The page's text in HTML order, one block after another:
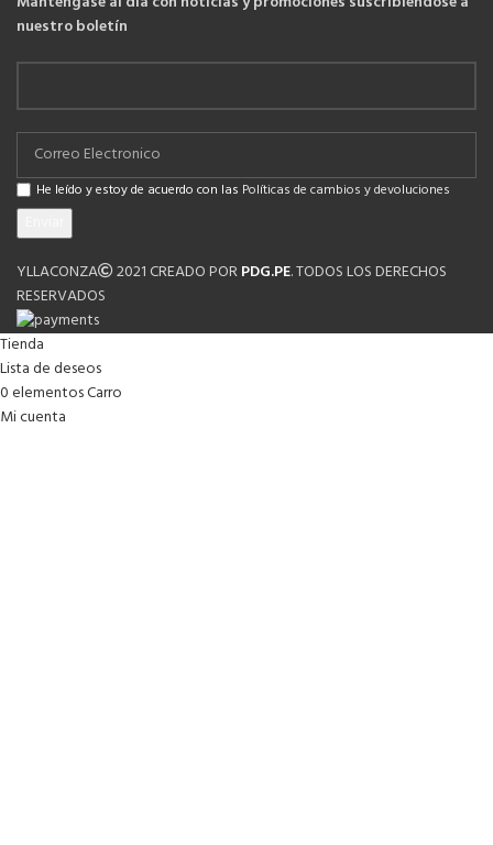
nuestro boletín
He leído y estoy de acuerdo con las Políticas de cambios y devoluciones
YLLACONZA 2021 CREADO PORPDG.PE. TODOS LOS DERECHOS
RESERVADOS
Tienda
Lista de deseos
0elementosCarro
Mi cuenta